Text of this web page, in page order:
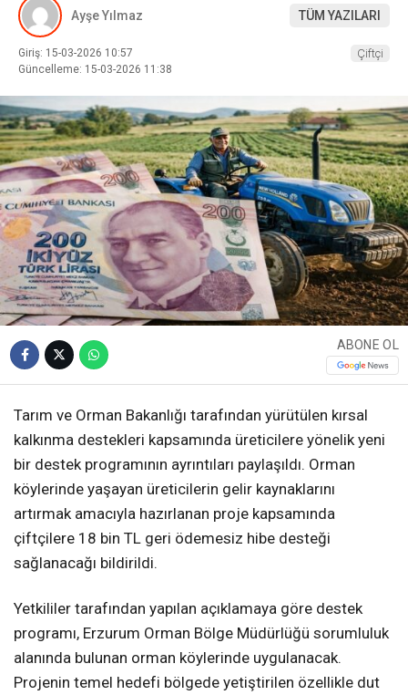
Ayşe Yılmaz TÜM YAZILARI
Giriş: 15-03-2026 10:57
Güncelleme: 15-03-2026 11:38
Çiftçi
ABONE OL
Tarım ve Orman Bakanlığı tarafından yürütülen kırsal
kalkınma destekleri kapsamında üreticilere yönelik yeni
bir destek programının ayrıntıları paylaşıldı. Orman
köylerinde yaşayan üreticilerin gelir kaynaklarını
artırmak amacıyla hazırlanan proje kapsamında
çiftçilere 18 bin TL geri ödemesiz hibe desteği
sağlanacağı bildirildi.
Yetkililer tarafından yapılan açıklamaya göre destek
programı, Erzurum Orman Bölge Müdürlüğü sorumluluk
alanında bulunan orman köylerinde uygulanacak.
Projenin temel hedefi bölgede yetiştirilen özellikle dut